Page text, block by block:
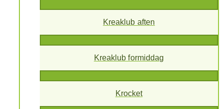
Kreaklub aften
Kreaklub formiddag
Krocket